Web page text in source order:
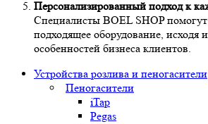
Персонализированный подход к
Специалисты BOEL SHOP помогут
подходящее оборудование, исходя
особенностей бизнеса клиентов.
Устройства розлива и пеногасители
Пеногасители
iTap
Pegas